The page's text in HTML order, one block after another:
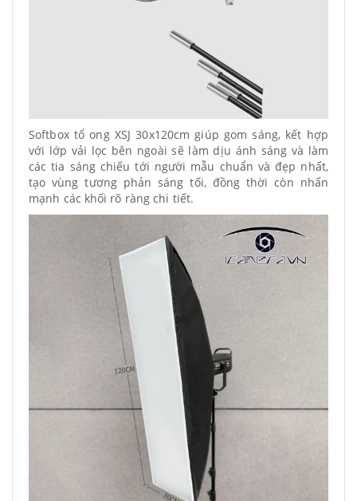
Softbox tổ ong XSJ 30x120cm giúp gom sáng, kết hợp
với lớp vải lọc bên ngoài sẽ làm dịu ánh sáng và làm
các tia sáng chiếu tới người mẫu chuẩn và đẹp nhất,
tạo vùng tương phản sáng tối, đồng thời còn nhấn
mạnh các khối rõ ràng chi tiết.